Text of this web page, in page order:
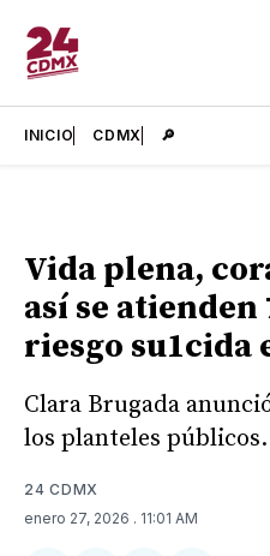
INICIO CDMX 🔎
Vida plena,
así se atienden
riesgo su1cida
Clara Brugada
los planteles públicos.
24 CDMX
enero 27, 2026 . 11:01 AM